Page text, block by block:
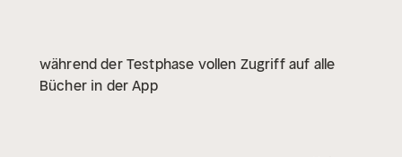
während der Testphase vollen Zugriff auf alle
Bücher in der App